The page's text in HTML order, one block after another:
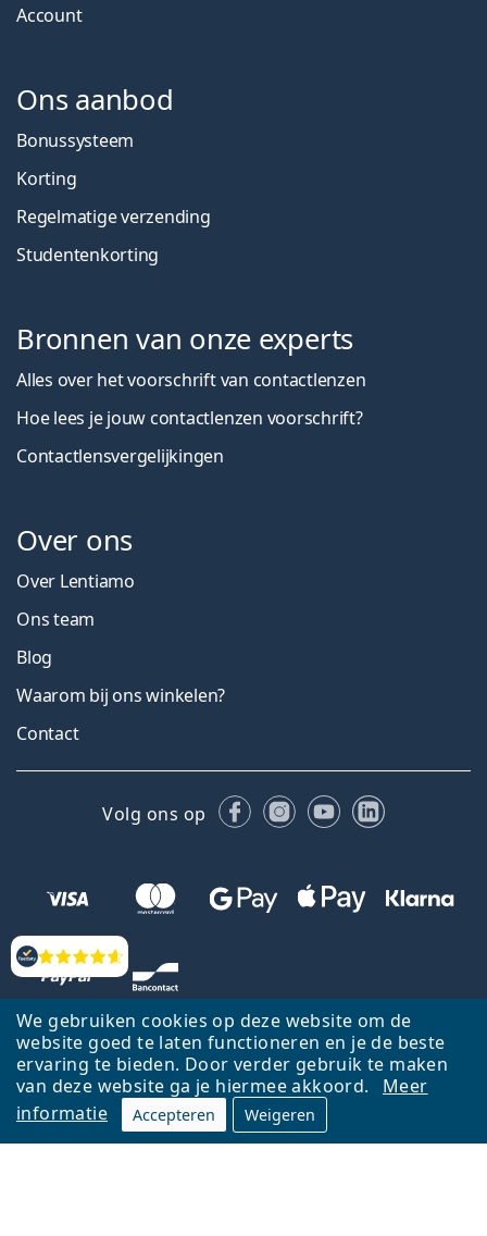
We gebruiken cookies op deze website om de
website goed te laten functioneren en je de beste
ervaring te bieden. Door verder gebruik te maken
van deze website ga je hiermee akkoord.
Meer
informatie
Accepteren Weigeren
Beoordelingen
Account
Ons aanbod
Bonussysteem
Korting
Regelmatige verzending
Studentenkorting
Bronnen van onze experts
Alles over het voorschrift van contactlenzen
Hoe lees je jouw contactlenzen voorschrift?
Contactlensvergelijkingen
Over ons
Over Lentiamo
Ons team
Blog
Waarom bij ons winkelen?
Contact
Volg ons op FacebookInstagram
YouTubeLinkedIn
Terug naar de homepagina Ga omhoog